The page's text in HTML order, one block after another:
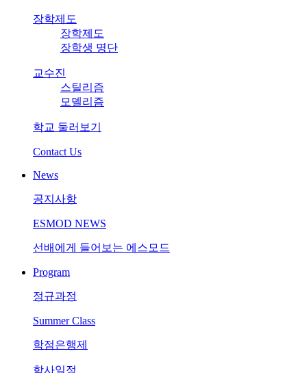
장학제도
장학제도
장학생 명단
교수진
스틸리즘
모델리즘
학교 둘러보기
Contact Us
News
공지사항
ESMOD NEWS
선배에게 들어보는 에스모드
Program
정규과정
Summer Class
학점은행제
학사일정